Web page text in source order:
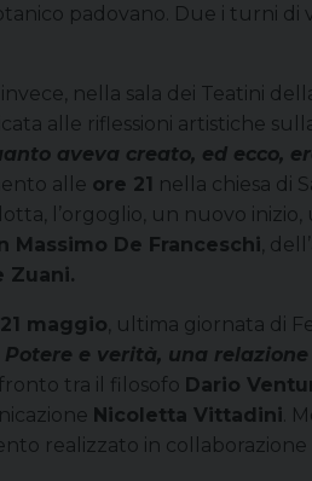
padovano. Due i turni di
, invece, nella sala dei Teatini
alle riflessioni artistiche
aveva creato, ed ecco,
alle ore 21 nella chiesa di
l’orgoglio, un nuovo
Massimo De Franceschi ,
Zuani.
maggio , ultima giornata di
e verità, una
tra il filosofo Dario
Nicoletta Vittadini .
realizzato in collaborazione